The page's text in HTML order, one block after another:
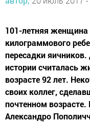
101-летняя женщина
килограммового
пересадки
истории считалась
возрасте 92 лет.
своих коллег,
почтенном
Александро